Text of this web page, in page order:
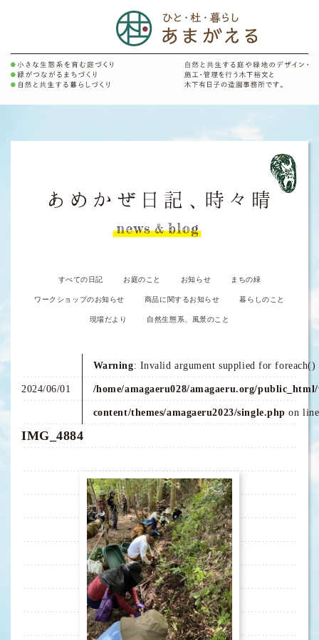
すべての日記 お庭のこと お知らせ まちの緑
ワークショップのお知らせ 商品に関するお知らせ 暮らしのこと
現場だより 自然生態系、風景のこと
2024/06/01
Warning: Invalid argument supplied for foreach()
/home/amagaeru028/amagaeru.org/
content/themes/amagaeru2023/single.php on
IMG_4884